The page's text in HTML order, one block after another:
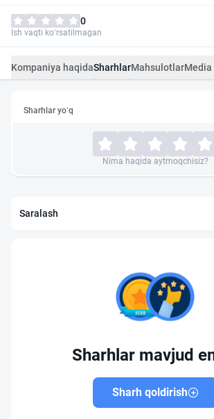
0
Ish vaqti ko‘rsatilmagan
Kompaniya haqidaSharhlarMahsulotlar
Sharhlar yo‘q
Nima haqida aytmoqchisiz?
Saralash
Sharhlar mavjud
Sharh qoldirish